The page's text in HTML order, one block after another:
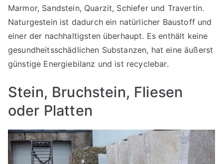
Marmor, Sandstein, Quarzit, Schiefer und Travertin.
Naturgestein ist dadurch ein natürlicher Baustoff und
einer der nachhaltigsten überhaupt. Es enthält keine
gesundheitsschädlichen Substanzen, hat eine äußerst
günstige Energiebilanz und ist recyclebar.
Stein, Bruchstein, Fliesen
oder Platten